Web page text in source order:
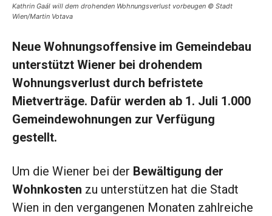
Kathrin Gaál will dem drohenden Wohnungsverlust vorbeugen © Stadt
Wien/Martin Votava
Neue Wohnungsoffensive im Gemeindebau
unterstützt Wiener bei drohendem
Wohnungsverlust durch befristete
Mietverträge. Dafür werden ab 1. Juli 1.000
Gemeindewohnungen zur Verfügung
gestellt.
Um die Wiener bei der Bewältigung der
Wohnkosten zu unterstützen hat die Stadt
Wien in den vergangenen Monaten zahlreiche